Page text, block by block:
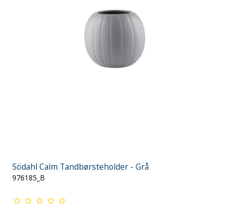
Södahl Calm Tandbørsteholder - Grå
976185_B